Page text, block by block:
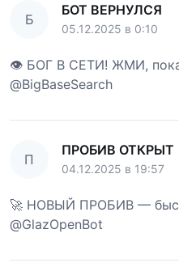
Б
БОТ ВЕРНУЛСЯ
05.12.2025 в 0:10
👁 БОГ В СЕТИ! ЖМИ, пока
@BigBaseSearch
П
ПРОБИВ ОТКРЫТ
04.12.2025 в 19:57
🚀 НОВЫЙ ПРОБИВ —
@GlazOpenBot